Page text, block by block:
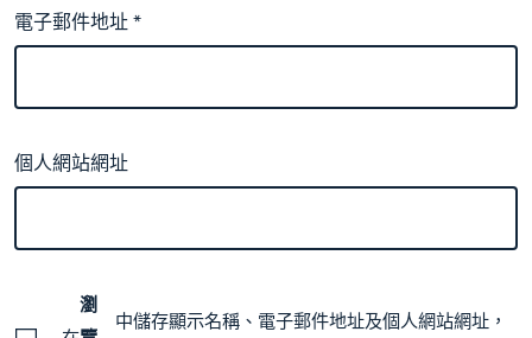
電子郵件地址*
個人網站網址
瀏
中儲存顯示名稱、電子郵件地址及個人網站網址，